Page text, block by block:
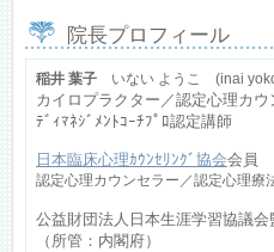
院長プロフィール
稲井 葉子 いない ようこ (inai
カイロプラクター／認定心理カ
ﾃﾞｨﾏﾈｼﾞﾒﾝﾄｺｰﾁﾌﾟﾛ認定講師
日本臨床心理ｶｳﾝｾﾘﾝｸﾞ協会会員
認定心理カウンセラー／認定心理療
公益財団法人日本生涯学習協議会
（所管：内閣府）